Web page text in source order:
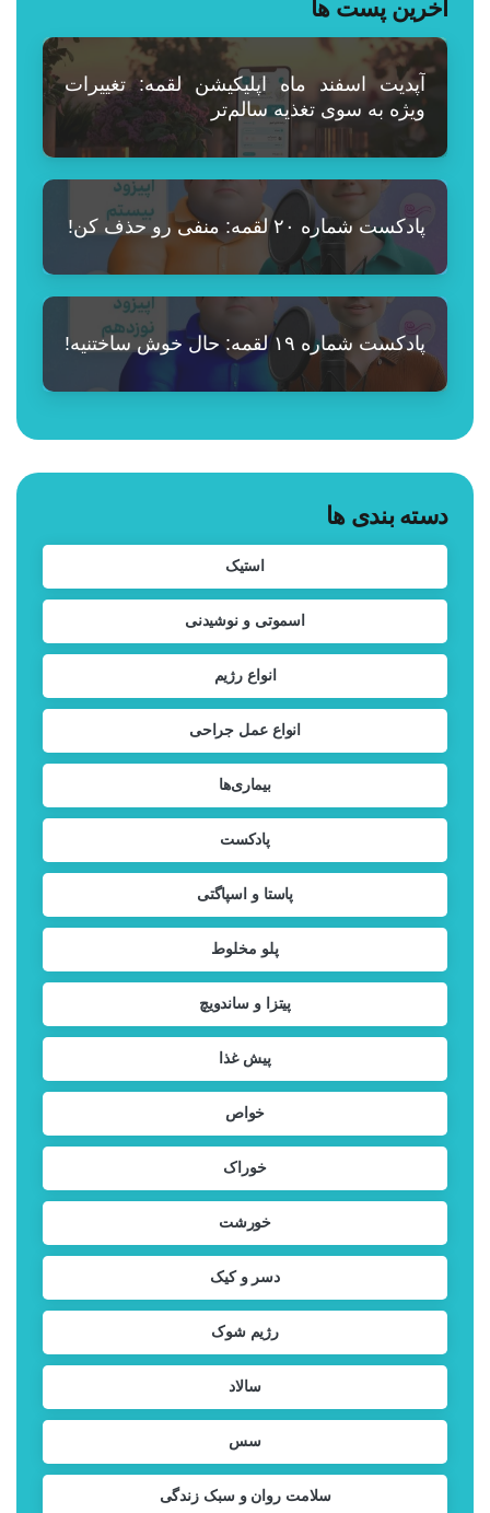
آخرین پست ها
آپدیت اسفند ماه اپلیکیشن لقمه: تغییرات
ویژه به سوی تغذیه سالم‌تر
پادکست شماره ۲۰ لقمه: منفی رو حذف کن!
پادکست شماره ۱۹ لقمه: حال خوش ساختنیه!
دسته بندی ها
استیک
اسموتی و نوشیدنی
انواع رژیم
انواع عمل جراحی
بیماری‌ها
پادکست
پاستا و اسپاگتی
پلو مخلوط
پیتزا و ساندویچ
پیش غذا
خواص
خوراک
خورشت
دسر و کیک
رژیم شوک
سالاد
سس
سلامت روان و سبک زندگی